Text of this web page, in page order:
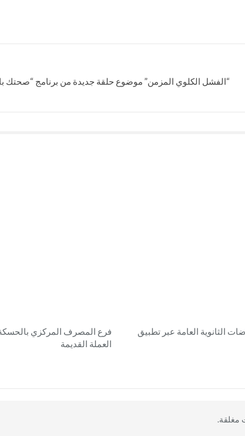
“الفشل الكلوي المزمن” موضوع حلقة جديدة من برنامج “صحتك
الثانوية العامة عبر تطبيق
فرع المصرف المركزي بالحسكة
العملة القديمة
مغلقة.